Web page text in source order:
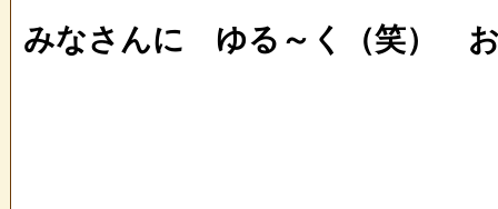
みなさんに ゆる～く（笑） お